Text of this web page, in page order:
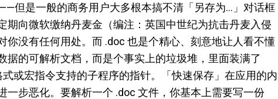
但是一般的商务用户大多根本搞不清「另存为…」对话框
期向微软缴纳丹麦金（编注：英国中世纪为抗击丹麦入侵
没有任何用处。而 .doc 也是个精心、刻意地让人看不懂
据的可解析文档，而是个事实上的垃圾堆，里面装满了
或宏指令支持的子程序的指针。「快速保存」在应用的内
步恶化。要解析一个 .doc 文件，你基本上需要写一份